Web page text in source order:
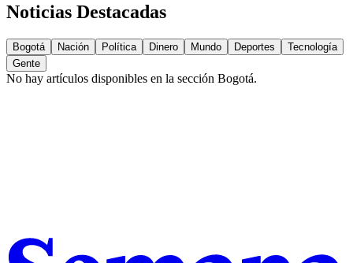
Noticias Destacadas
Bogotá Nación Política Dinero Mundo Deportes
Tecnología
Gente
No hay artículos disponibles en la sección Bogotá.